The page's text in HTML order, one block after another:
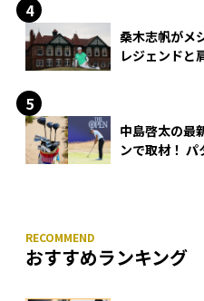
桑木志帆がメ
レジェンドと
中島啓太の最
ンで取材！
おすすめランキング